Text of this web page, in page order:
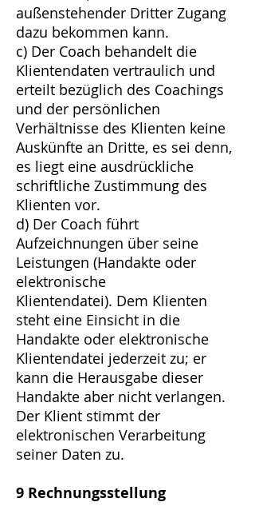
außenstehender Dritter Zugang
dazu bekommen kann.
c) Der Coach behandelt die
Klientendaten vertraulich und
erteilt bezüglich des Coachings
und der persönlichen
Verhältnisse des Klienten keine
Auskünfte an Dritte, es sei denn,
es liegt eine ausdrückliche
schriftliche Zustimmung des
Klienten vor.
d) Der Coach führt
Aufzeichnungen über seine
Leistungen (Handakte oder
elektronische
Klientendatei). Dem Klienten
steht eine Einsicht in die
Handakte oder elektronische
Klientendatei jederzeit zu; er
kann die Herausgabe dieser
Handakte aber nicht verlangen.
Der Klient stimmt der
elektronischen Verarbeitung
seiner Daten zu.
9 Rechnungsstellung